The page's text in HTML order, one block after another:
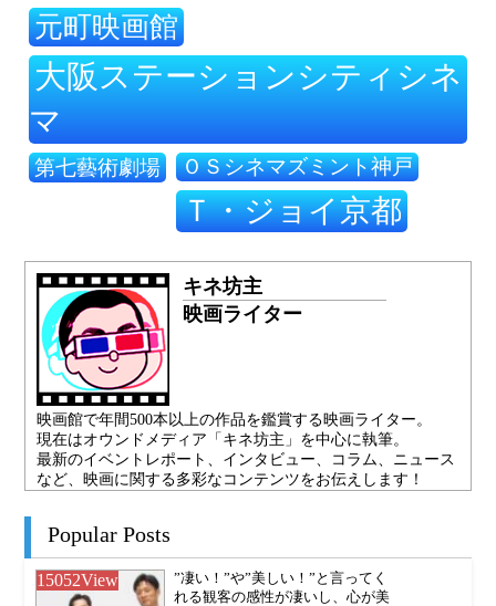
元町映画館
大阪ステーションシティシネ
マ
第七藝術劇場 ＯＳシネマズミント神戸
Ｔ・ジョイ京都
キネ坊主
映画ライター
映画館で年間500本以上の作品を鑑賞する映画ライター。
現在はオウンドメディア「キネ坊主」を中心に執筆。
最新のイベントレポート、インタビュー、コラム、ニュース
など、映画に関する多彩なコンテンツをお伝えします！
Popular Posts
15052View
”凄い！”や”美しい！”と言ってく
れる観客の感性が凄いし、心が美